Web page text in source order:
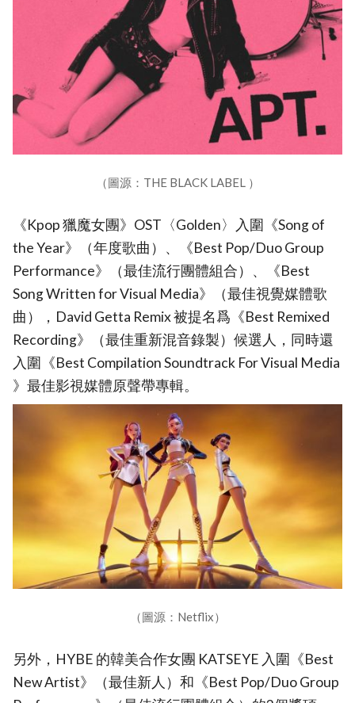
（圖源：THE BLACK LABEL ）
《Kpop 獵魔女團》OST〈Golden〉入圍《Song of
the Year》（年度歌曲）、《Best Pop/Duo Group
Performance》（最佳流行團體組合）、《Best
Song Written for Visual Media》（最佳視覺媒體歌
曲），David Getta Remix 被提名爲《Best Remixed
Recording》（最佳重新混音錄製）候選人，同時還
入圍《Best Compilation Soundtrack For Visual Media
》最佳影視媒體原聲帶專輯。
（圖源：Netflix）
另外，HYBE 的韓美合作女團 KATSEYE 入圍《Best
New Artist》（最佳新人）和《Best Pop/Duo Group